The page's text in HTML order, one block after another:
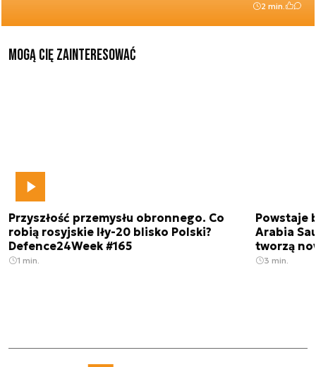
2 min.
Mogą Cię zainteresować
Przyszłość przemysłu obronnego. Co
robią rosyjskie Iły-20 blisko Polski?
Defence24Week #165
1 min.
Powstaje
Arabia
tworzą
3 min.